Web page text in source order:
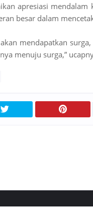
apresiasi
besar dalam
mendapatkan
menuju surga,”